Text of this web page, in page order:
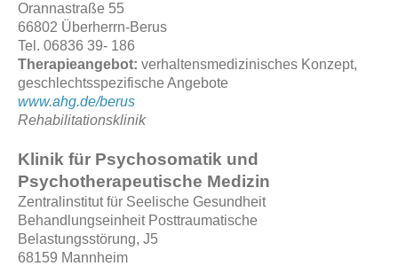
Orannastraße 55
66802 Überherrn-Berus
Tel. 06836 39- 186
Therapieangebot: verhaltensmedizinisches Konzept,
geschlechtsspezifische Angebote
www.ahg.de/berus
Rehabilitationsklinik
Klinik für Psychosomatik und
Psychotherapeutische Medizin
Zentralinstitut für Seelische Gesundheit
Behandlungseinheit Posttraumatische
Belastungsstörung, J5
68159 Mannheim